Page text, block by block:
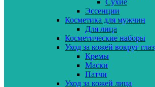
Эссенции
Косметика для мужчин
Для лица
Косметические наборы
Уход за кожей вокруг глаз
Кремы
Маски
Патчи
Уход за кожей лица